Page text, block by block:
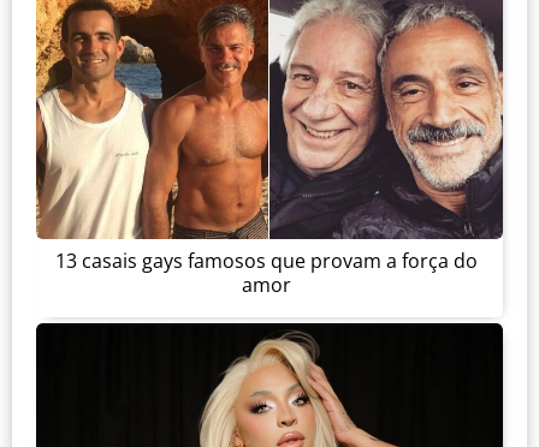
13 casais gays famosos que provam a força do
amor